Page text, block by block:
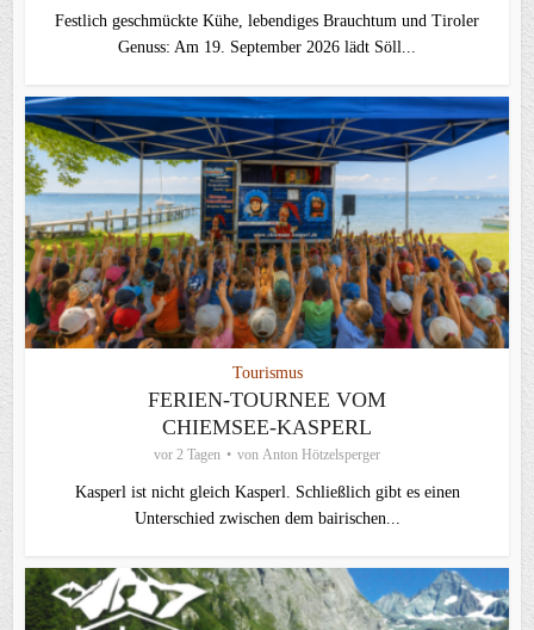
Festlich geschmückte Kühe, lebendiges Brauchtum und Tiroler
Genuss: Am 19. September 2026 lädt Söll...
Tourismus
FERIEN-TOURNEE VOM
CHIEMSEE-KASPERL
vor 2 Tagen von Anton Hötzelsperger
Kasperl ist nicht gleich Kasperl. Schließlich gibt es einen
Unterschied zwischen dem bairischen...